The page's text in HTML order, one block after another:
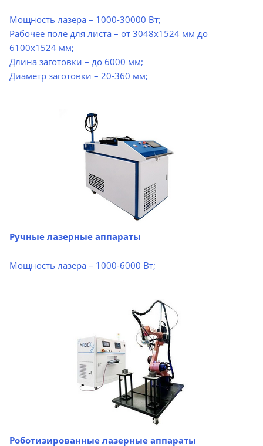
Мощность лазера – 1000-30000 Вт;
Рабочее поле для листа – от 3048х1524 мм до
6100х1524 мм;
Длина заготовки – до 6000 мм;
Диаметр заготовки – 20-360 мм;
Ручные лазерные аппараты
Мощность лазера – 1000-6000 Вт;
Роботизированные лазерные аппараты